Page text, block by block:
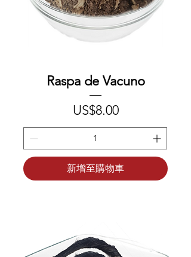
Raspa de Vacuno
價格
US$8.00
新增至購物車